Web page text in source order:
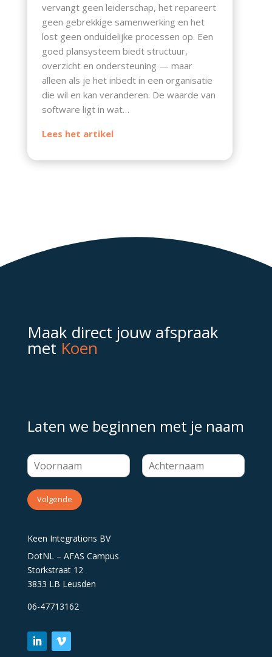
vervangt geen leiderschap, het repareert
geen gebrekkige samenwerking en het
lost geen onduidelijke processen op. Een
goed plansysteem biedt structuur,
overzicht en ondersteuning — maar
alleen als je het inbedt in een organisatie
die wil en kan veranderen. De waarde van
software ligt in wat…
Maak direct jouw afspraak
met Koen
Laten we beginnen met je naam
Volgende
Keen Integrations BV
DotNL – AFAS Campus
Storkstraat 12
3833 LB Leusden
06-47713162